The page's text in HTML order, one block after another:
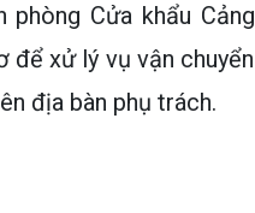
Cửa khẩu Cảng
để xử lý vụ vận chuyển
địa bàn phụ trách.